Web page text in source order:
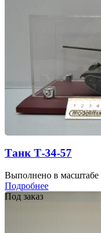
Танк Т-34-57
Выполнено в масштабе
Подробнее
Под заказ